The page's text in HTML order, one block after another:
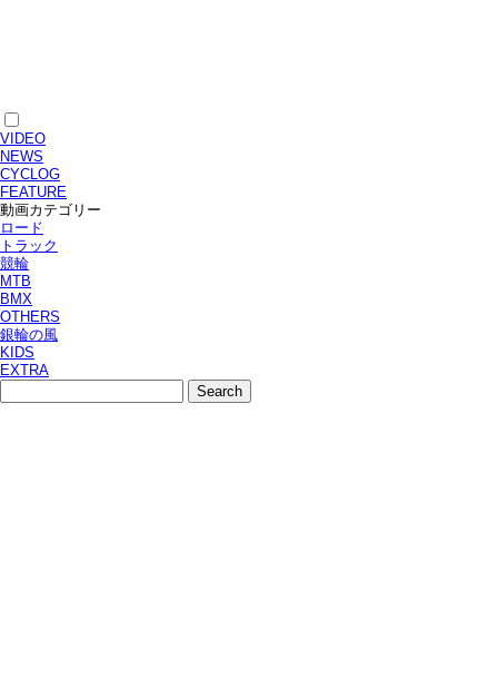
VIDEO
NEWS
CYCLOG
FEATURE
動画カテゴリー
ロード
トラック
競輪
MTB
BMX
OTHERS
銀輪の風
KIDS
EXTRA